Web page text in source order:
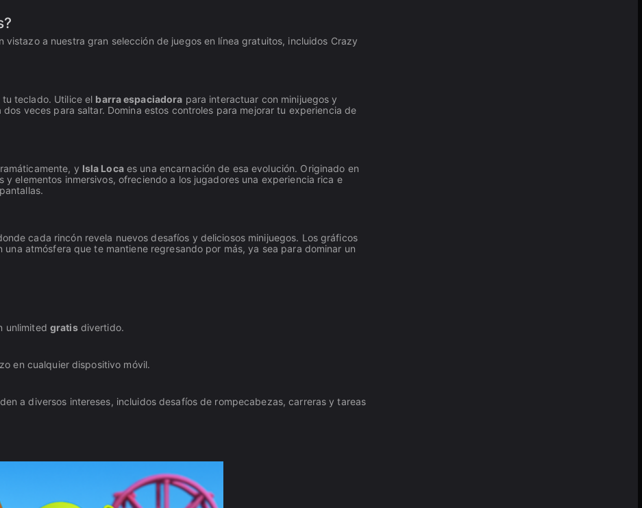
vistazo a nuestra gran selección de juegos en línea gratuitos, incluidos Crazy
tu teclado. Utilice el barra espaciadora para interactuar con minijuegos y
veces para saltar. Domina estos controles para mejorar tu experiencia de
y Isla Locaes una encarnación de esa evolución. Originado en
elementos inmersivos, ofreciendo a los jugadores una experiencia rica e
cada rincón revela nuevos desafíos y deliciosos minijuegos. Los gráficos
atmósfera que te mantiene regresando por más, ya sea para dominar un
unlimited gratisdivertido.
en cualquier dispositivo móvil.
a diversos intereses, incluidos desafíos de rompecabezas, carreras y tareas